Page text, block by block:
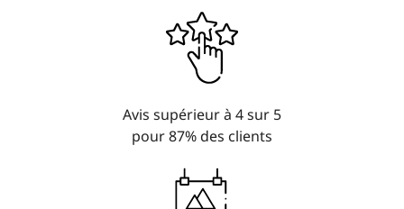
Avis supérieur à 4 sur 5
pour 87% des clients